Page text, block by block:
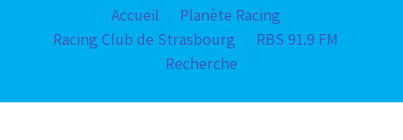
Accueil
Planète Racing
Racing Club de Strasbourg
RBS 91.9 FM
Recherche